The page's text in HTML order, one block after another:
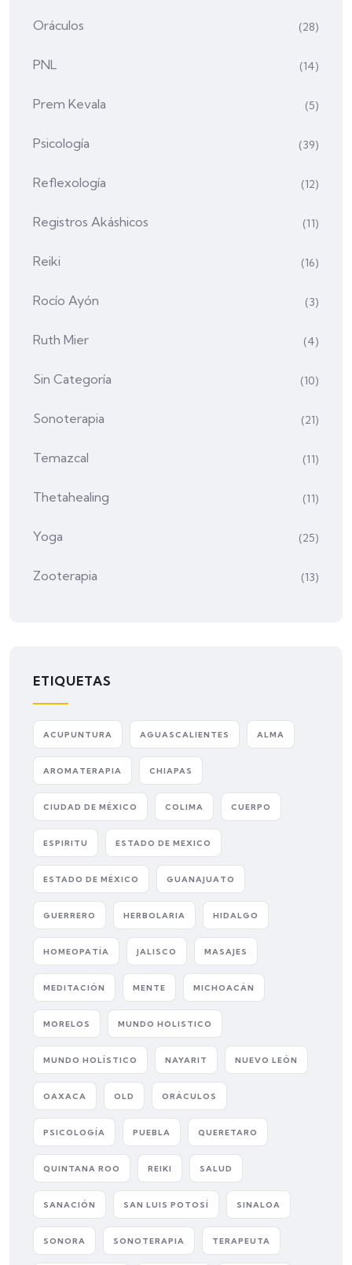
Oráculos (28)
PNL (14)
Prem Kevala (5)
Psicología (39)
Reflexología (12)
Registros Akáshicos (11)
Reiki (16)
Rocío Ayón (3)
Ruth Mier (4)
Sin Categoría (10)
Sonoterapia (21)
Temazcal (11)
Thetahealing (11)
Yoga (25)
Zooterapia (13)
ETIQUETAS
ACUPUNTURA AGUASCALIENTES ALMA
AROMATERAPIA CHIAPAS
CIUDAD DE MÉXICO COLIMA CUERPO
ESPIRITU ESTADO DE MEXICO
ESTADO DE MÉXICO GUANAJUATO
GUERRERO HERBOLARIA HIDALGO
HOMEOPATÍA JALISCO MASAJES
MEDITACIÓN MENTE MICHOACÁN
MORELOS MUNDO HOLISTICO
MUNDO HOLÍSTICO NAYARIT NUEVO LEÓN
OAXACA OLD ORÁCULOS
PSICOLOGÍA PUEBLA QUERETARO
QUINTANA ROO REIKI SALUD
SANACIÓN SAN LUIS POTOSÍ SINALOA
SONORA SONOTERAPIA TERAPEUTA